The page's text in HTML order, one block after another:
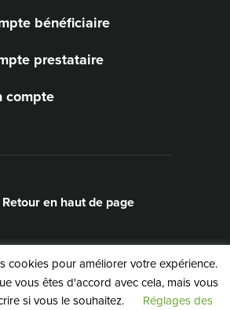
bénéficiaire
prestataire
compte
Retour en haut de page
Mentions légales
de confidentialité
cookies pour améliorer votre expérience.
vous êtes d'accord avec cela, mais vous
si vous le souhaitez.
Réglages des